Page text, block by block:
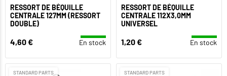
RESSORT DE BÉQUILLE
CENTRALE 127MM (RESSORT
DOUBLE)
4,60 € En stock
RESSORT DE BÉQUILLE
CENTRALE 112X3,0MM
UNIVERSEL
1,20 € En stock
STANDARD PARTS STANDARD PARTS